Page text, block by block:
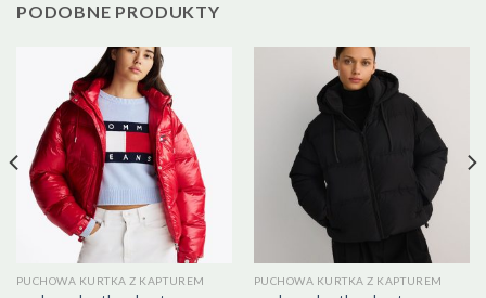
PODOBNE PRODUKTY
PUCHOWA KURTKA Z KAPTUREM PUCHOWA KURTKA Z KAPTUREM